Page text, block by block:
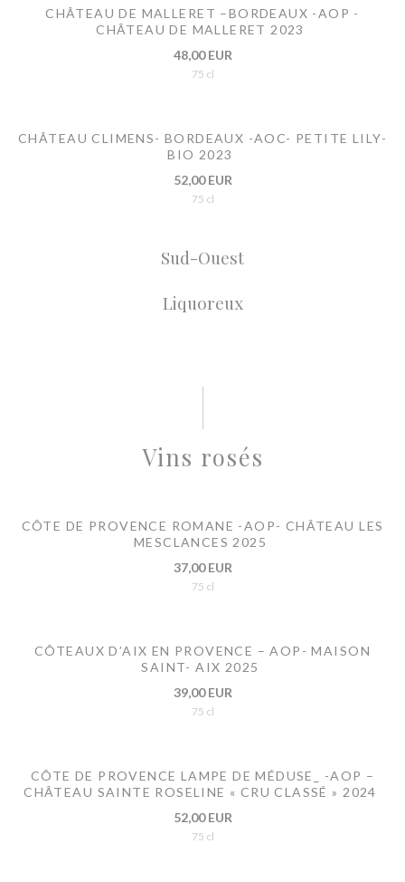
CHÂTEAU DE MALLERET –BORDEAUX -AOP -
CHÂTEAU DE MALLERET 2023
48,00 EUR
75 cl
CHÂTEAU CLIMENS- BORDEAUX -AOC- PETITE LILY-
BIO 2023
52,00 EUR
75 cl
Sud-Ouest
Liquoreux
Vins rosés
CÔTE DE PROVENCE ROMANE -AOP- CHÂTEAU LES
MESCLANCES 2025
37,00 EUR
75 cl
CÔTEAUX D’AIX EN PROVENCE – AOP- MAISON
SAINT- AIX 2025
39,00 EUR
75 cl
CÔTE DE PROVENCE LAMPE DE MÉDUSE_ -AOP –
CHÂTEAU SAINTE ROSELINE « CRU CLASSÉ » 2024
52,00 EUR
75 cl